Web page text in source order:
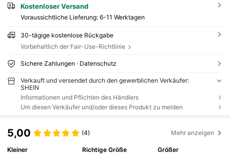
Kostenloser Versand
Voraussichtliche Lieferung: 6-11 Werktagen
30-tägige kostenlose Rückgabe
Vorbehaltlich der Fair-Use-Richtlinie
Sichere Zahlungen · Datenschutz
Verkauft und versendet durch den gewerblichen Verkäufer:
SHEIN
Informationen und Pflichten des Händlers
Um diesen Verkäufer und/oder dieses Produkt zu melden
5,00 (4) Mehr anzeigen
Kleiner
Richtige Größe
Größer